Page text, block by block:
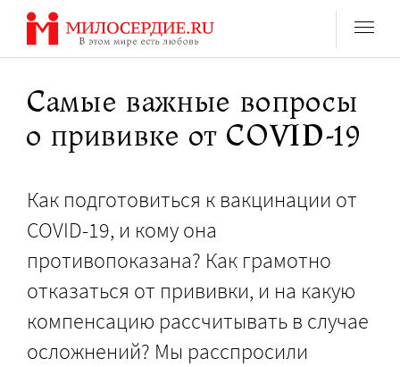
Перейти
содержанию
Самые важные вопросы
о прививке от COVID-19
Как подготовиться к вакцинации от
COVID-19, и кому она
противопоказана? Как грамотно
отказаться от прививки, и на какую
компенсацию рассчитывать в случае
осложнений? Мы расспросили